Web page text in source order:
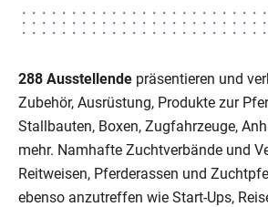
288 Ausstellende präsentieren und
Zubehör, Ausrüstung, Produkte zur
Stallbauten, Boxen, Zugfahrzeuge,
mehr. Namhafte Zuchtverbände und
Reitweisen, Pferderassen und
ebenso anzutreffen wie Start-Ups,